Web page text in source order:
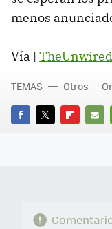
menos
Vía | TheUnwired
FACEBOOK
TWITTERFLIPBOARD
E-
TEMAS Otros